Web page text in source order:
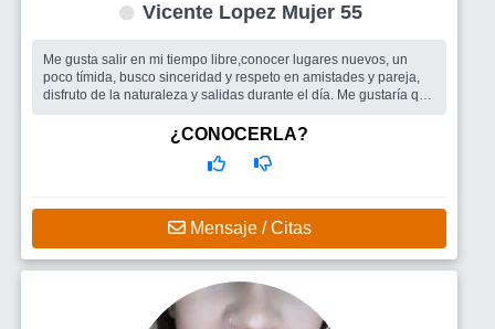
Vicente Lopez Mujer 55
Me gusta salir en mi tiempo libre,conocer lugares nuevos, un
poco tímida, busco sinceridad y respeto en amistades y pareja,
disfruto de la naturaleza y salidas durante el día. Me gustaría que
Compañía para salir o viajar, si esta la posibilidad pareja.
¿CONOCERLA?
Mensaje / Citas